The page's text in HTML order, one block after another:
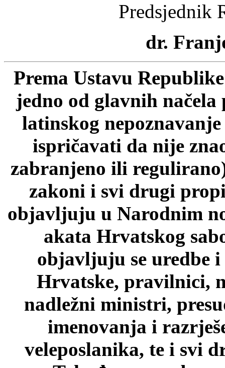
Predsjednik
dr.
Prema Ustavu
jedno od glavnih
latinskog
ispričavati da nije
zabranjeno ili
zakoni i svi drugi
objavljuju u Narodnim
akata Hrvatskog
objavljuju se uredbe
Hrvatske, pravilnici,
nadležni ministri,
imenovanja i
veleposlanika, te i svi